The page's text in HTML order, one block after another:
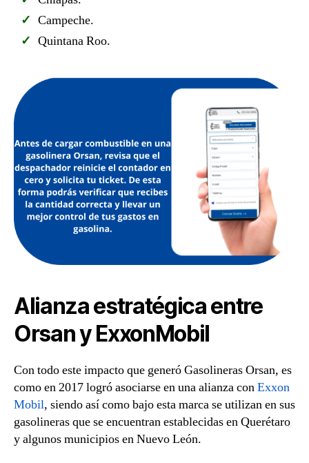
Campeche.
Quintana Roo.
Alianza estratégica entre
Orsan y ExxonMobil
Con todo este impacto que generó Gasolineras Orsan, es
como en 2017 logró asociarse en una alianza conExxon
Mobil, siendo así como bajo esta marca se utilizan en sus
gasolineras que se encuentran establecidas en Querétaro
y algunos municipios en Nuevo León.